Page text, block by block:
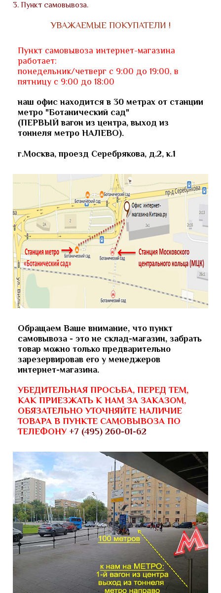
3. Пункт самовывоза.
УВАЖАЕМЫЕ ПОКУПАТЕЛИ !
Пункт самовывоза интернет-магазина
работает:
понедельник/четверг с 9:00 до 19:00, в
пятницу с 9:00 до 18:00
наш офис находится в 30 метрах от станции
метро "Ботанический сад"
(ПЕРВЫЙ вагон из центра, выход из
тоннеля метро НАЛЕВО).
г.Москва, проезд Серебрякова, д.2, к.1
Обращаем Ваше внимание, что пункт
самовывоза - это не склад-магазин, забрать
товар можно только предварительно
зарезервировав его у менеджеров
интернет-магазина.
УБЕДИТЕЛЬНАЯ ПРОСЬБА, ПЕРЕД ТЕМ,
КАК ПРИЕЗЖАТЬ К НАМ ЗА ЗАКАЗОМ,
ОБЯЗАТЕЛЬНО УТОЧНЯЙТЕ НАЛИЧИЕ
ТОВАРА В ПУНКТЕ САМОВЫВОЗА ПО
ТЕЛЕФОНУ +7 (495) 260-01-62